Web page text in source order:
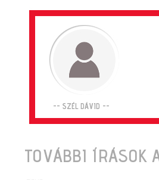
-- SZÉL DÁVID --
TOVÁBBI ÍRÁSOK